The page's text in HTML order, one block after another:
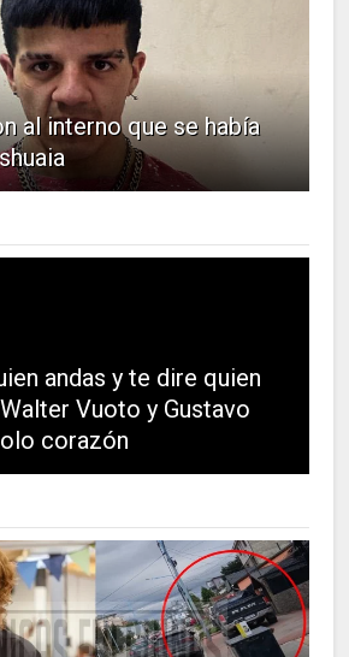
al interno que se había
andas y te dire quien
Vuoto y Gustavo
corazón